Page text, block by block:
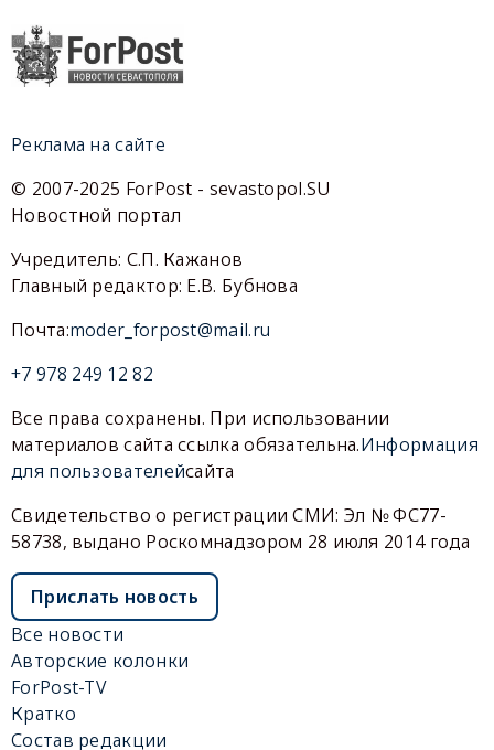
Реклама на сайте
© 2007-2025 ForPost - sevastopol.SU
Новостной портал
Учредитель: С.П. Кажанов
Главный редактор: Е.В. Бубнова
Почта:moder_forpost@mail.ru
+7 978 249 12 82
Все права сохранены. При использовании
материалов сайта ссылка обязательна.Информация
для пользователейсайта
Свидетельство о регистрации СМИ: Эл № ФС77-
58738, выдано Роскомнадзором 28 июля 2014 года
Прислать новость
Все новости
Авторские колонки
ForPost-TV
Кратко
Состав редакции